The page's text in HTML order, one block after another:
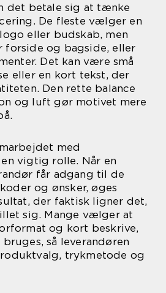
det betale sig at tænke
De fleste vælger en
eller budskab, men
forside og bagside, eller
Det kan være små
eller en kort tekst, der
Den rette balance
og luft gør motivet mere
med
vigtig rolle. Når en
får adgang til de
og ønsker, øges
der faktisk ligner det,
sig. Mange vælger at
og kort beskrive,
så leverandøren
trykmetode og